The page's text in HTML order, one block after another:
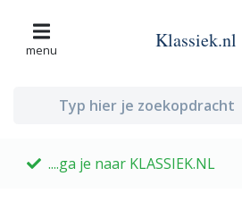
menu Klassiek.nl
....ga je naar KLASSIEK.NL